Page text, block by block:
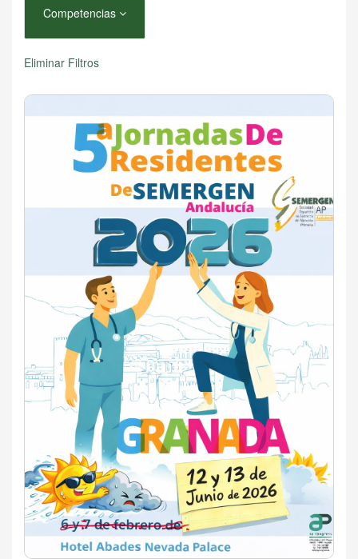
Competencias
Eliminar Filtros